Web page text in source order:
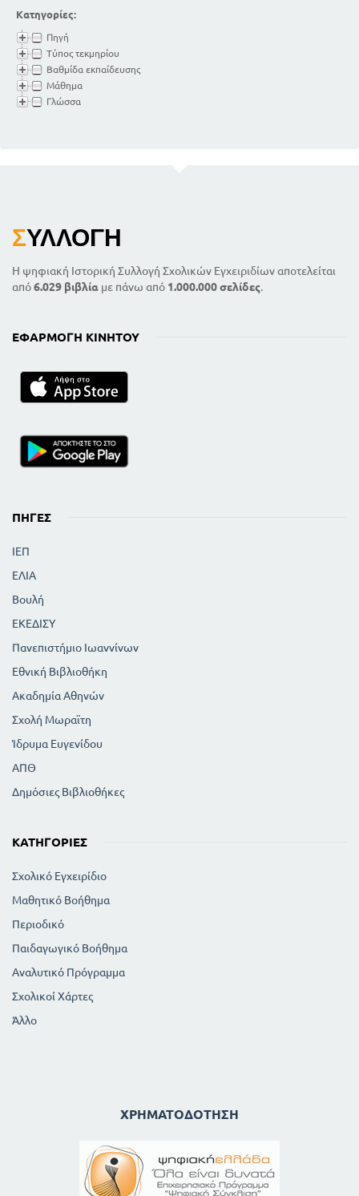
Κατηγορίες:
Πηγή
Τύπος τεκμηρίου
Βαθμίδα εκπαίδευσης
Μάθημα
Γλώσσα
ΣΥΛΛΟΓΉ
Η ψηφιακή Ιστορική Συλλογή Σχολικών Εγχειριδίων αποτελείται
από6.029 βιβλία με πάνω από 1.000.000 σελίδες.
ΕΦΑΡΜΟΓΉ ΚΙΝΗΤΟΎ
ΠΗΓΈΣ
ΙΕΠ
ΕΛΙΑ
Βουλή
ΕΚΕΔΙΣΥ
Πανεπιστήμιο Ιωαννίνων
Εθνική Βιβλιοθήκη
Ακαδημία Αθηνών
Σχολή Μωραϊτη
Ίδρυμα Ευγενίδου
ΑΠΘ
Δημόσιες Βιβλιοθήκες
ΚΑΤΗΓΟΡΊΕΣ
Σχολικό Εγχειρίδιο
Μαθητικό Βοήθημα
Περιοδικό
Παιδαγωγικό Βοήθημα
Αναλυτικό Πρόγραμμα
Σχολικοί Χάρτες
Άλλο
ΧΡΗΜΑΤΟΔΌΤΗΣΗ